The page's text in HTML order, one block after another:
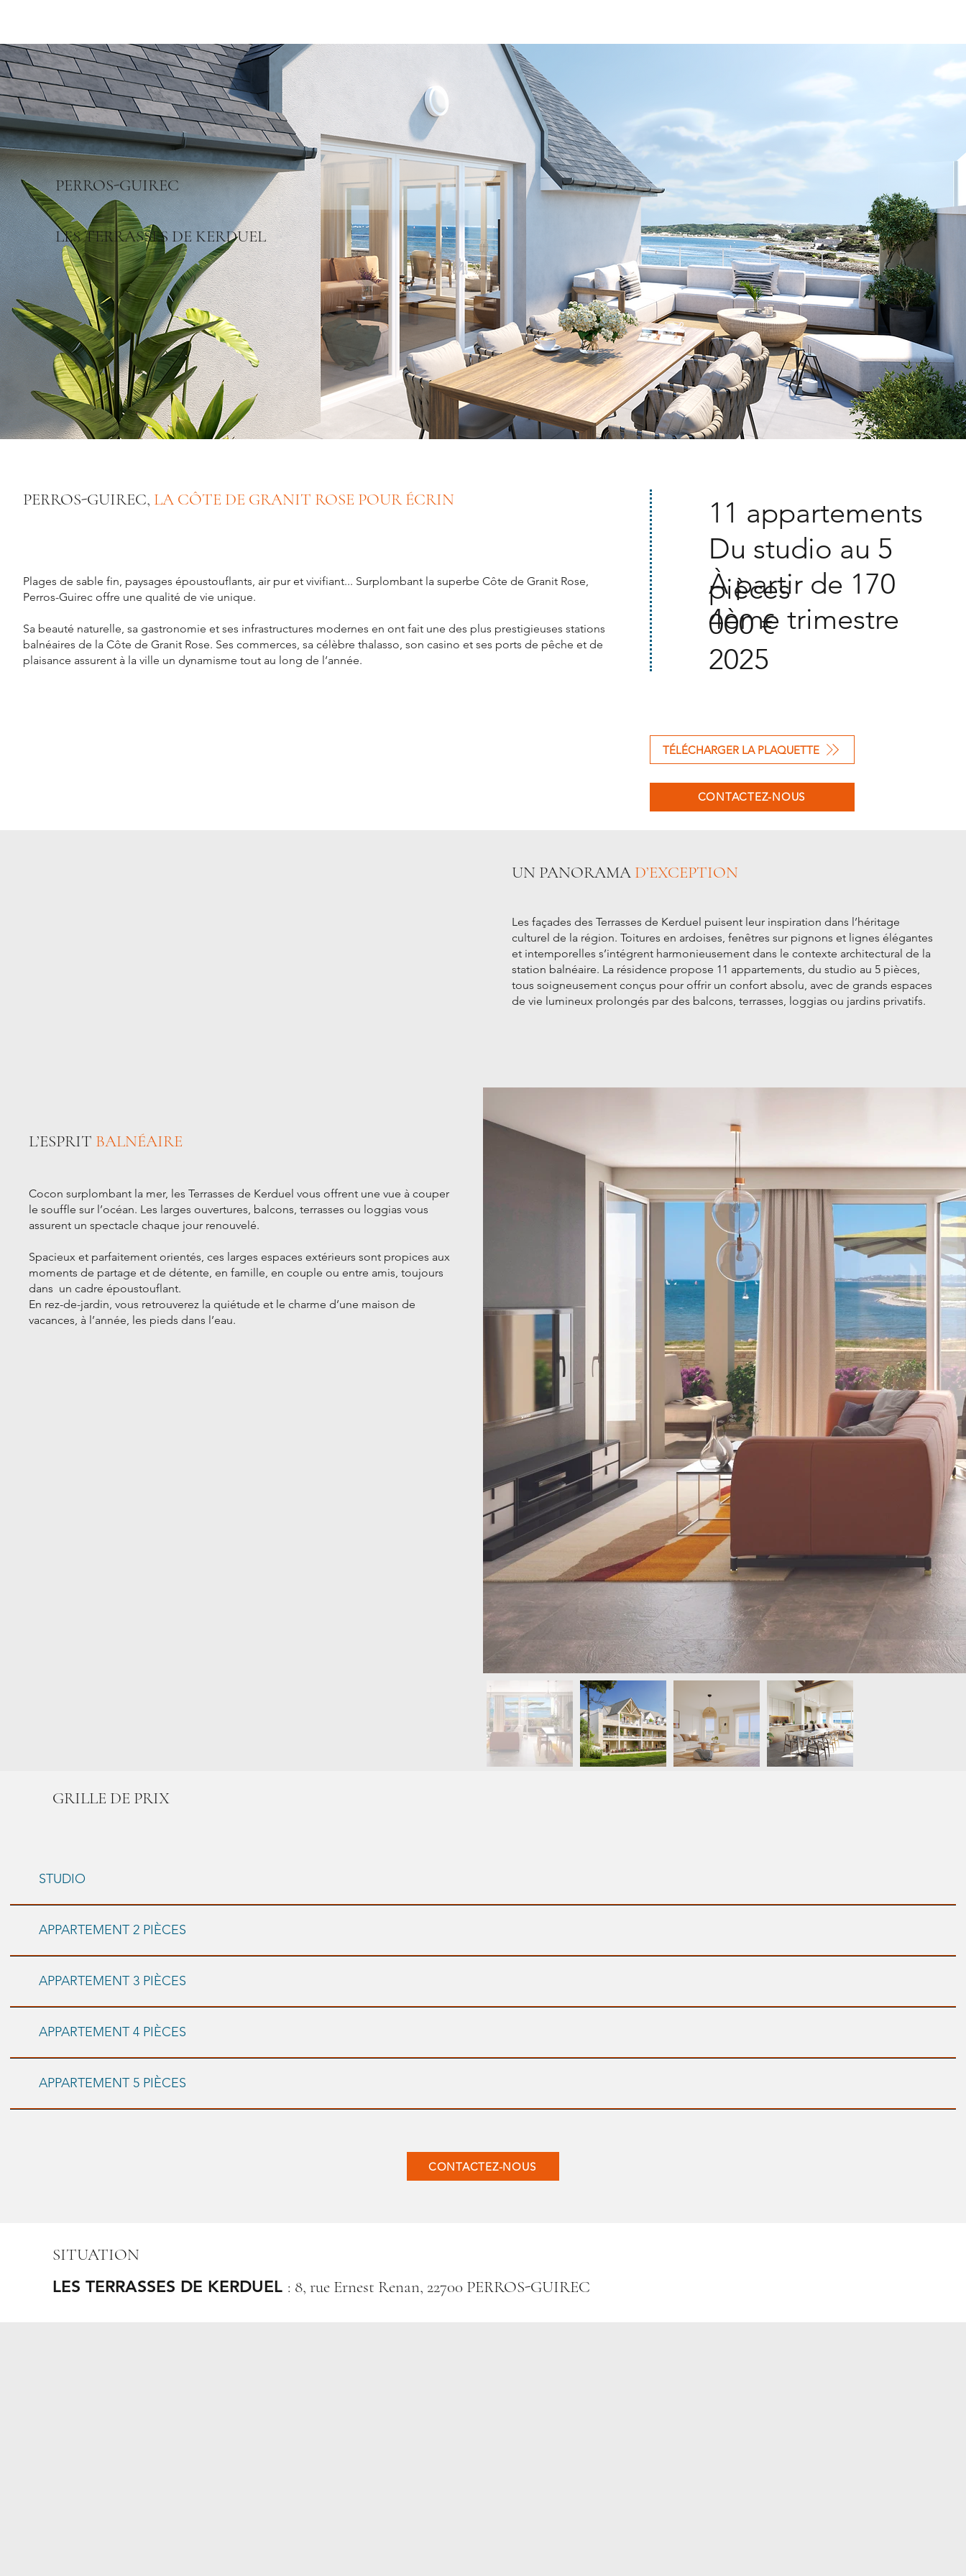
PERROS-GUIREC
LES TERRASSES DE KERDUEL
PERROS-GUIREC, LA CÔTE DE GRANIT ROSE POUR ÉCRIN
Plages de sable fin, paysages époustouflants, air pur et vivifiant... Surplombant la superbe Côte de Granit Rose,
Perros-Guirec offre une qualité de vie unique.
Sa beauté naturelle, sa gastronomie et ses infrastructures modernes en ont fait une des plus prestigieuses stations
balnéaires de la Côte de Granit Rose. Ses commerces, sa célèbre thalasso, son casino et ses ports de pêche et de
plaisance assurent à la ville un dynamisme tout au long de l’année.
4ème trimestre
2025
À partir de 170
000 €
Du studio au 5
pièces
11 appartements
TÉLÉCHARGER LA PLAQUETTE
CONTACTEZ-NOUS
Les façades des Terrasses de Kerduel puisent leur inspiration dans l’héritage
culturel de la région. Toitures en ardoises, fenêtres sur pignons et lignes élégantes
et intemporelles s’intégrent harmonieusement dans le contexte architectural de la
station balnéaire. La résidence propose 11 appartements, du studio au 5 pièces,
tous soigneusement conçus pour offrir un confort absolu, avec de grands espaces
de vie lumineux prolongés par des balcons, terrasses, loggias ou jardins privatifs.
UN PANORAMA D’EXCEPTION
Cocon surplombant la mer, les Terrasses de Kerduel vous offrent une vue à couper
le souffle sur l’océan. Les larges ouvertures, balcons, terrasses ou loggias vous
assurent un spectacle chaque jour renouvelé.
Spacieux et parfaitement orientés, ces larges espaces extérieurs sont propices aux
moments de partage et de détente, en famille, en couple ou entre amis, toujours
dans un cadre époustouflant.
En rez-de-jardin, vous retrouverez la quiétude et le charme d’une maison de
vacances, à l’année, les pieds dans l’eau.
L’ESPRIT BALNÉAIRE
GRILLE DE PRIX
STUDIO
APPARTEMENT 2 PIÈCES
APPARTEMENT 3 PIÈCES
APPARTEMENT 4 PIÈCES
APPARTEMENT 5 PIÈCES
CONTACTEZ-NOUS
SITUATION
LES TERRASSES DE KERDUEL : 8, rue Ernest Renan, 22700 PERROS-GUIREC